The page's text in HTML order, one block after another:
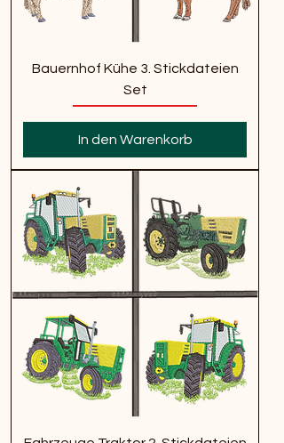
Bauernhof Kühe 3. Stickdateien
Set
In den Warenkorb